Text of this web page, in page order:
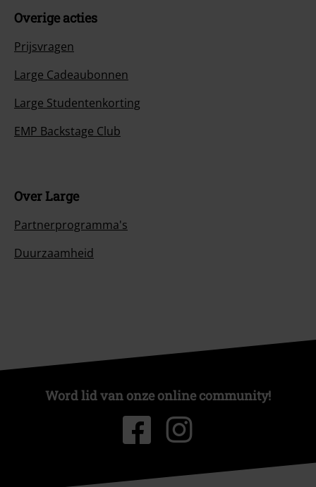
Overige acties
Prijsvragen
Large Cadeaubonnen
Large Studentenkorting
EMP Backstage Club
Over Large
Partnerprogramma's
Duurzaamheid
Word lid van onze online community!